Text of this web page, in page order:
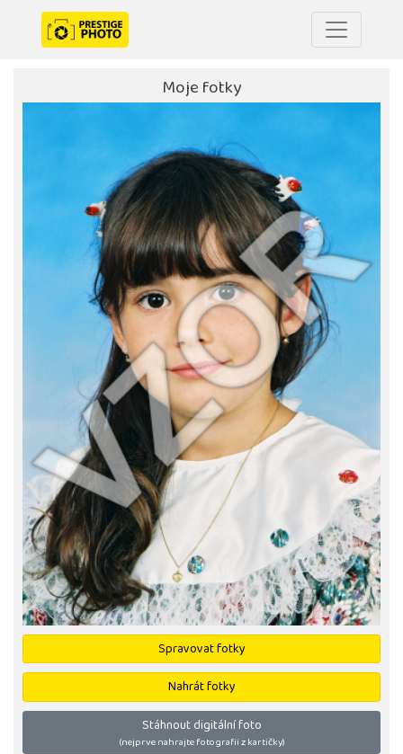
Moje fotky
Spravovat fotky
Nahrát fotky
Stáhnout digitální foto
(nejprve nahrajte fotografii z kartičky)